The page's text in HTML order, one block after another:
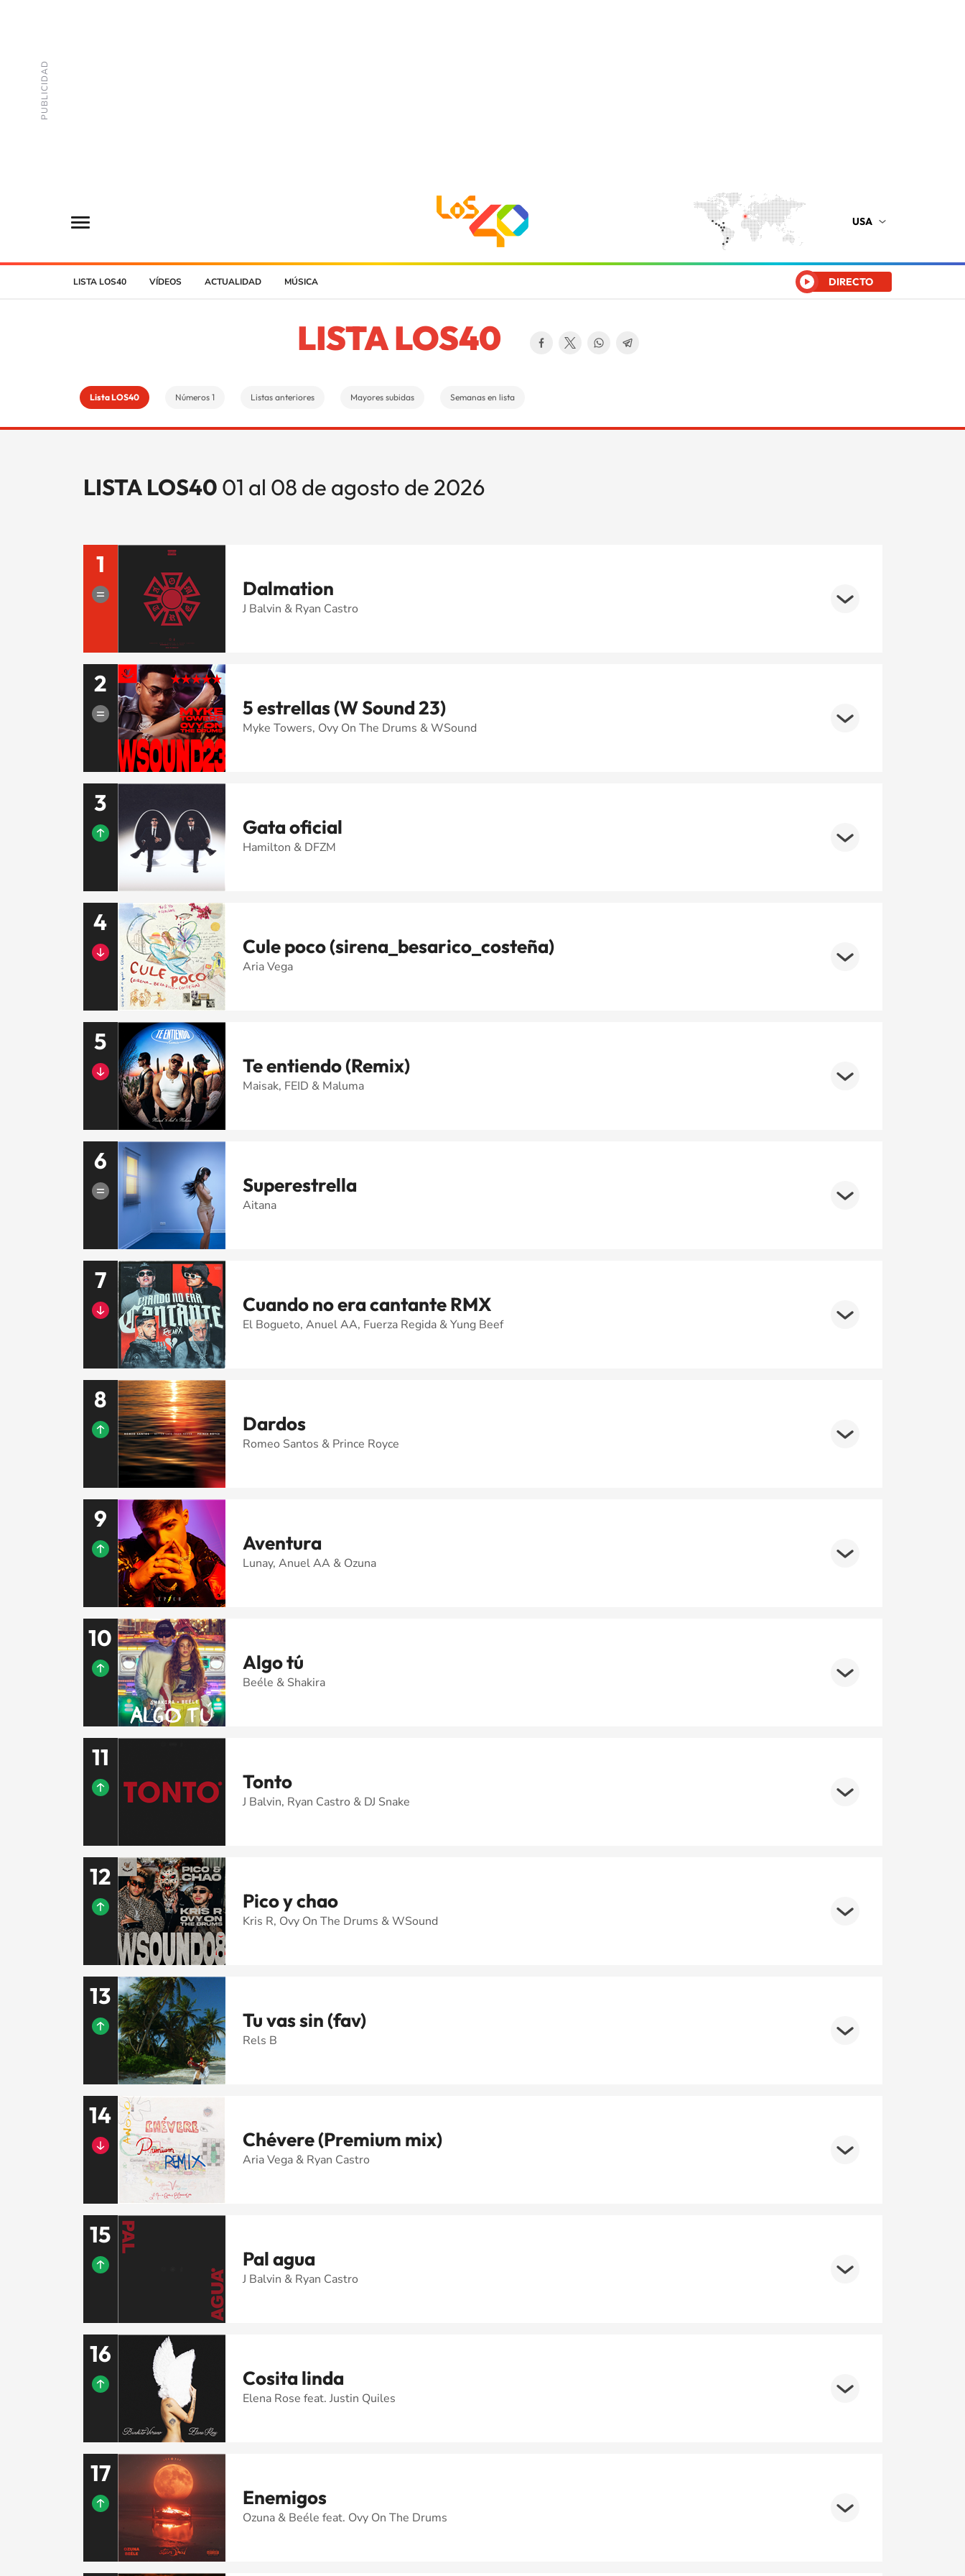
USA
LISTA LOS40 VÍDEOS ACTUALIDAD MÚSICA DIRECTO
LISTA LOS40
Lista LOS40 Números 1 Listas anteriores Mayores subidas Semanas en lista
LISTA LOS40 01 al 08 de agosto de 2026
1
Dalmation
J Balvin & Ryan Castro
2
5 estrellas (W Sound 23)
Myke Towers, Ovy On The Drums & WSound
3
Gata oficial
Hamilton & DFZM
4
Cule poco (sirena_besarico_costeña)
Aria Vega
5
Te entiendo (Remix)
Maisak, FEID & Maluma
6
Superestrella
Aitana
7
Cuando no era cantante RMX
El Bogueto, Anuel AA, Fuerza Regida & Yung Beef
8
Dardos
Romeo Santos & Prince Royce
9
Aventura
Lunay, Anuel AA & Ozuna
10
Algo tú
Beéle & Shakira
11
Tonto
J Balvin, Ryan Castro & DJ Snake
12
Pico y chao
Kris R, Ovy On The Drums & WSound
13
Tu vas sin (fav)
Rels B
14
Chévere (Premium mix)
Aria Vega & Ryan Castro
15
Pal agua
J Balvin & Ryan Castro
16
Cosita linda
Elena Rose feat. Justin Quiles
17
Enemigos
Ozuna & Beéle feat. Ovy On The Drums